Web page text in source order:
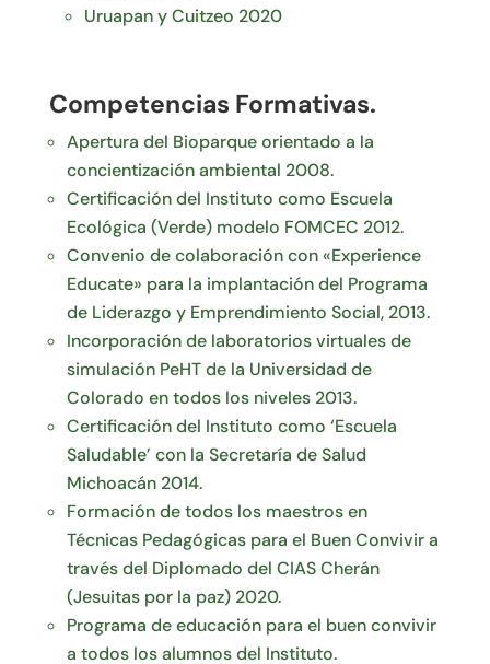
Uruapan y Cuitzeo 2020
Competencias Formativas.
Apertura del Bioparque orientado a la
concientización ambiental 2008.
Certificación del Instituto como Escuela
Ecológica (Verde) modelo FOMCEC 2012.
Convenio de colaboración con «Experience
Educate» para la implantación del Programa
de Liderazgo y Emprendimiento Social, 2013.
Incorporación de laboratorios virtuales de
simulación PeHT de la Universidad de
Colorado en todos los niveles 2013.
Certificación del Instituto como ‘Escuela
Saludable’ con la Secretaría de Salud
Michoacán 2014.
Formación de todos los maestros en
Técnicas Pedagógicas para el Buen Convivir a
través del Diplomado del CIAS Cherán
(Jesuitas por la paz) 2020.
Programa de educación para el buen convivir
a todos los alumnos del Instituto.